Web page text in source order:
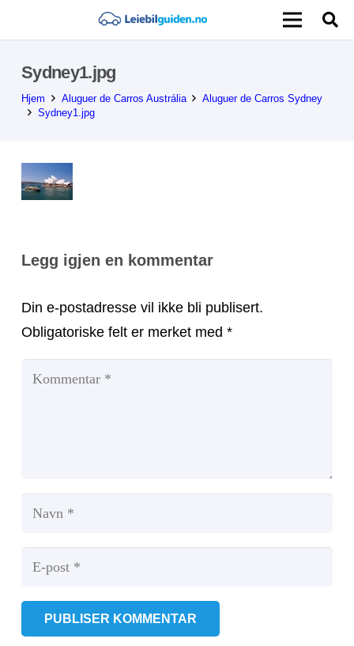
Sydney1.jpg
Hjem Aluguer de Carros Austrália
Aluguer de Carros Sydney
Sydney1.jpg
Legg igjen en kommentar
Din e-postadresse vil ikke bli publisert.
Obligatoriske felt er merket med *
PUBLISER KOMMENTAR